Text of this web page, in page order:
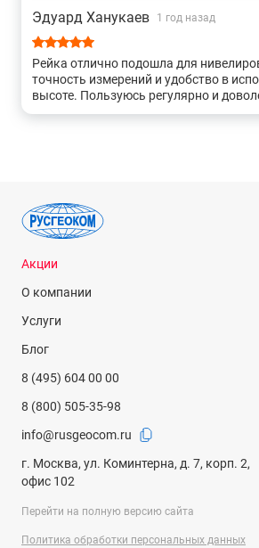
Эдуард Ханукаев 1 год назад
Рейка отлично подошла для
точность измерений и удобство в
высоте. Пользуюсь регулярно и
Акции
О компании
Услуги
Блог
8 (495) 604 00 00
8 (800) 505-35-98
info@rusgeocom.ru
г. Москва, ул. Коминтерна, д. 7, корп. 2,
офис 102
Перейти на полную версию сайта
Политика обработки персональных данных